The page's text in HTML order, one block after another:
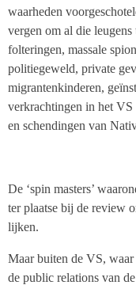
waarheden
vergen om al die
folteringen, massale
politiegeweld, private
migrantenkinderen,
verkrachtingen in het VS
en schendingen van
De ‘spin masters’
ter plaatse bij de review
lijken.
Maar buiten de VS,
de public relations van